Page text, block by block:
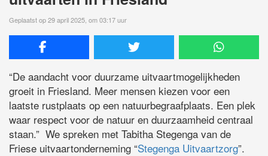
Geplaatst op 29 april 2025, om 03:17 uur
“De aandacht voor duurzame uitvaartmogelijkheden
groeit in Friesland. Meer mensen kiezen voor een
laatste rustplaats op een natuurbegraafplaats. Een plek
waar respect voor de natuur en duurzaamheid centraal
staan.” We spreken met Tabitha Stegenga van de
Friese uitvaartonderneming “Stegenga Uitvaartzorg”.